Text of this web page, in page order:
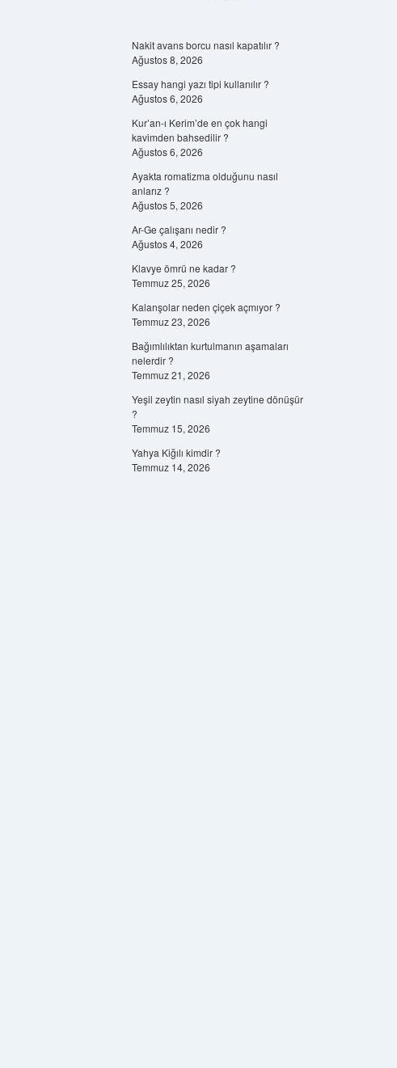
Nakit avans borcu nasıl kapatılır ?
Ağustos 8, 2026
Essay hangi yazı tipi kullanılır ?
Ağustos 6, 2026
Kur’an-ı Kerim’de en çok hangi
kavimden bahsedilir ?
Ağustos 6, 2026
Ayakta romatizma olduğunu nasıl
anlarız ?
Ağustos 5, 2026
Ar-Ge çalışanı nedir ?
Ağustos 4, 2026
Klavye ömrü ne kadar ?
Temmuz 25, 2026
Kalanşolar neden çiçek açmıyor ?
Temmuz 23, 2026
Bağımlılıktan kurtulmanın aşamaları
nelerdir ?
Temmuz 21, 2026
Yeşil zeytin nasıl siyah zeytine dönüşür
?
Temmuz 15, 2026
Yahya Kiğılı kimdir ?
Temmuz 14, 2026